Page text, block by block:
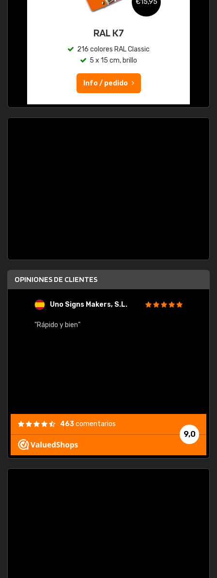
€15,95
RAL K7
216 colores RAL Classic
5 x 15 cm, brillo
Info / pedido
OPINIONES DE CLIENTES
Uno Signs Makers, S.L.
"Rápido y bien"
9,0
463comentarios